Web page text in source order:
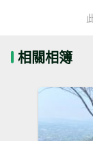
相關相簿